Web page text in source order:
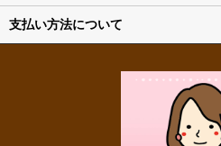
支払い方法について